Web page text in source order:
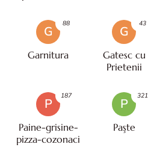
G
Garnitura
88
G
Gatesc cu
Prietenii
43
P
Paine-grisine-
pizza-cozonaci
187
P
Paşte
321